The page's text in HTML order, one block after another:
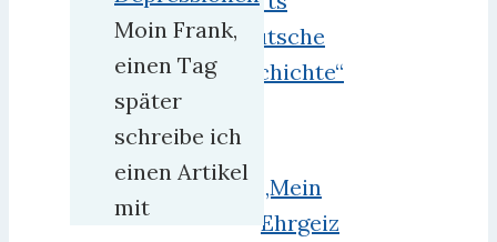
„Deutsche
Geschichte“
„Mein
Ehrgeiz
Moin Frank,
einen Tag
später
schreibe ich
einen Artikel
mit